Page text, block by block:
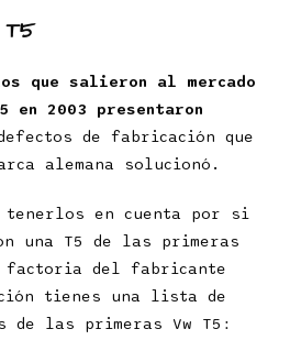
T5
que salieron al mercado
en 2003 presentaron
de fabricación que
alemana solucionó.
tenerlos en cuenta por si
una T5 de las primeras
factoria del fabricante
tienes una lista de
las primeras Vw T5: